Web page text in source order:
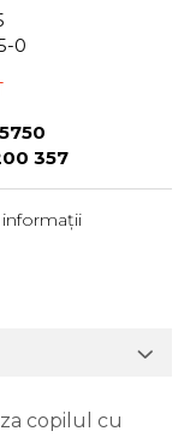
0
357
copilul cu